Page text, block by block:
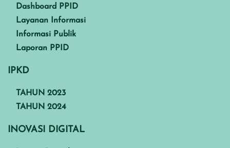
Dashboard PPID
Layanan Informasi
Informasi Publik
Laporan PPID
IPKD
TAHUN 2023
TAHUN 2024
INOVASI DIGITAL